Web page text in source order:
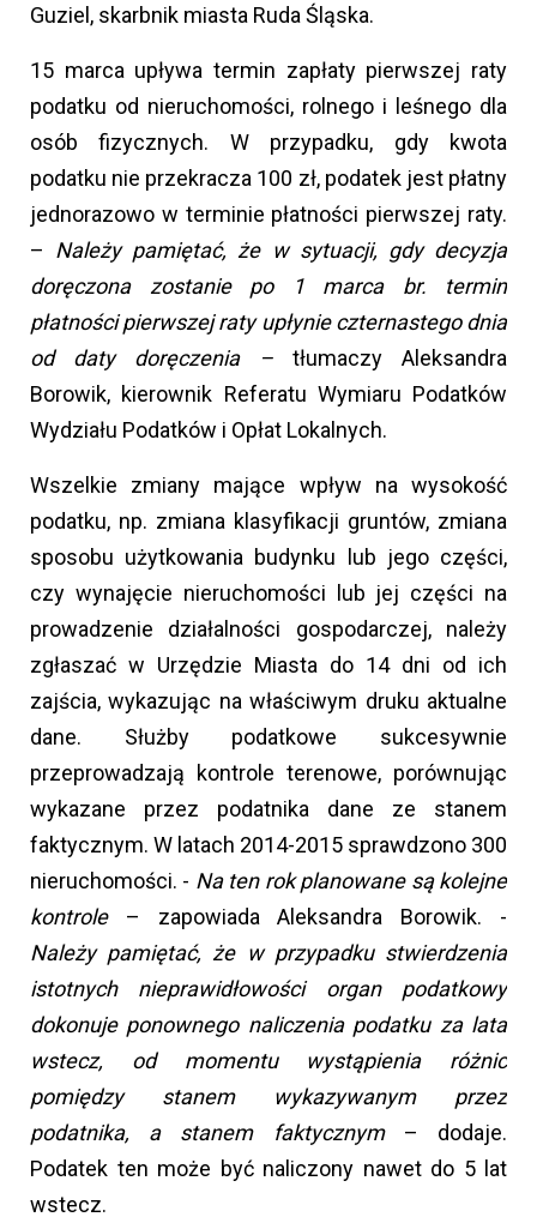
Guziel, skarbnik miasta Ruda Śląska.
15 marca upływa termin zapłaty pierwszej raty
podatku od nieruchomości, rolnego i leśnego dla
osób fizycznych. W przypadku, gdy kwota
podatku nie przekracza 100 zł, podatek jest płatny
jednorazowo w terminie płatności pierwszej raty.
– Należy pamiętać, że w sytuacji, gdy decyzja
doręczona zostanie po 1 marca br. termin
płatności pierwszej raty upłynie czternastego dnia
od daty doręczenia – tłumaczy Aleksandra
Borowik, kierownik Referatu Wymiaru Podatków
Wydziału Podatków i Opłat Lokalnych.
Wszelkie zmiany mające wpływ na wysokość
podatku, np. zmiana klasyfikacji gruntów, zmiana
sposobu użytkowania budynku lub jego części,
czy wynajęcie nieruchomości lub jej części na
prowadzenie działalności gospodarczej, należy
zgłaszać w Urzędzie Miasta do 14 dni od ich
zajścia, wykazując na właściwym druku aktualne
dane. Służby podatkowe sukcesywnie
przeprowadzają kontrole terenowe, porównując
wykazane przez podatnika dane ze stanem
faktycznym. W latach 2014-2015 sprawdzono 300
nieruchomości. - Na ten rok planowane są kolejne
kontrole – zapowiada Aleksandra Borowik. -
Należy pamiętać, że w przypadku stwierdzenia
istotnych nieprawidłowości organ podatkowy
dokonuje ponownego naliczenia podatku za lata
wstecz, od momentu wystąpienia różnic
pomiędzy stanem wykazywanym przez
podatnika, a stanem faktycznym – dodaje.
Podatek ten może być naliczony nawet do 5 lat
wstecz.